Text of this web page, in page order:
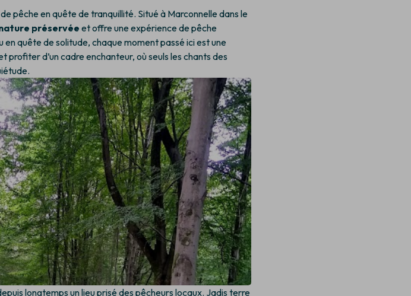
pêche en quête de tranquillité. Situé à Marconnelle dans le
préservéeet offre une expérience de pêche
quête de solitude, chaque moment passé ici est une
profiter d’un cadre enchanteur, où seuls les chants des
longtemps un lieu prisé des pêcheurs locaux. Jadis terre